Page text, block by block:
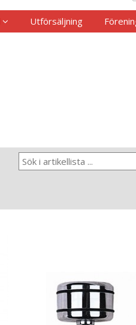
Utförsäljning